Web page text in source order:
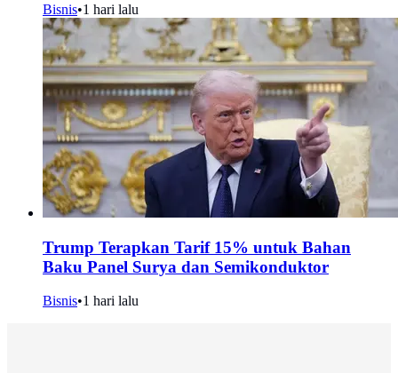
Bisnis•1 hari lalu
Trump Terapkan Tarif 15% untuk Bahan
Baku Panel Surya dan Semikonduktor
Bisnis•1 hari lalu